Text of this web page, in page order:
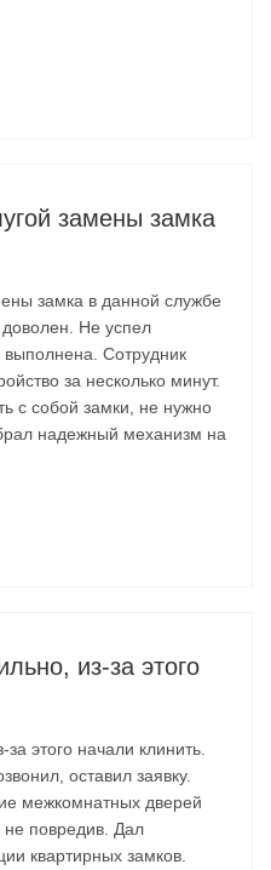
замены замка
замка в данной службе
доволен. Не успел
выполнена. Сотрудник
за несколько минут.
с собой замки, не нужно
надежный механизм на
из-за этого
этого начали клинить.
оставил заявку.
межкомнатных дверей
не повредив. Дал
квартирных замков.